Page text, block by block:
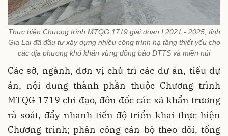
Thực hiện Chương trình MTQG 1719 giai đoạn I 2021 - 2025, tỉnh
Gia Lai đã đầu tư xây dựng nhiều công trình hạ tầng thiết yếu cho
các địa phương khó khăn vừng đồng bào DTTS và miền núi
Các sở, ngành, đơn vị chủ trì các dự án, tiểu dự
án, nội dung thành phần thuộc Chương trình
MTQG 1719 chỉ đạo, đôn đốc các xã khẩn trương
rà soát, đẩy nhanh tiến độ triển khai thực hiện
Chương trình; phân công cán bộ theo dõi, tổng